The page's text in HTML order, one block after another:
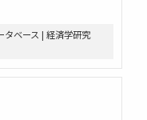
タベース | 経済学研究